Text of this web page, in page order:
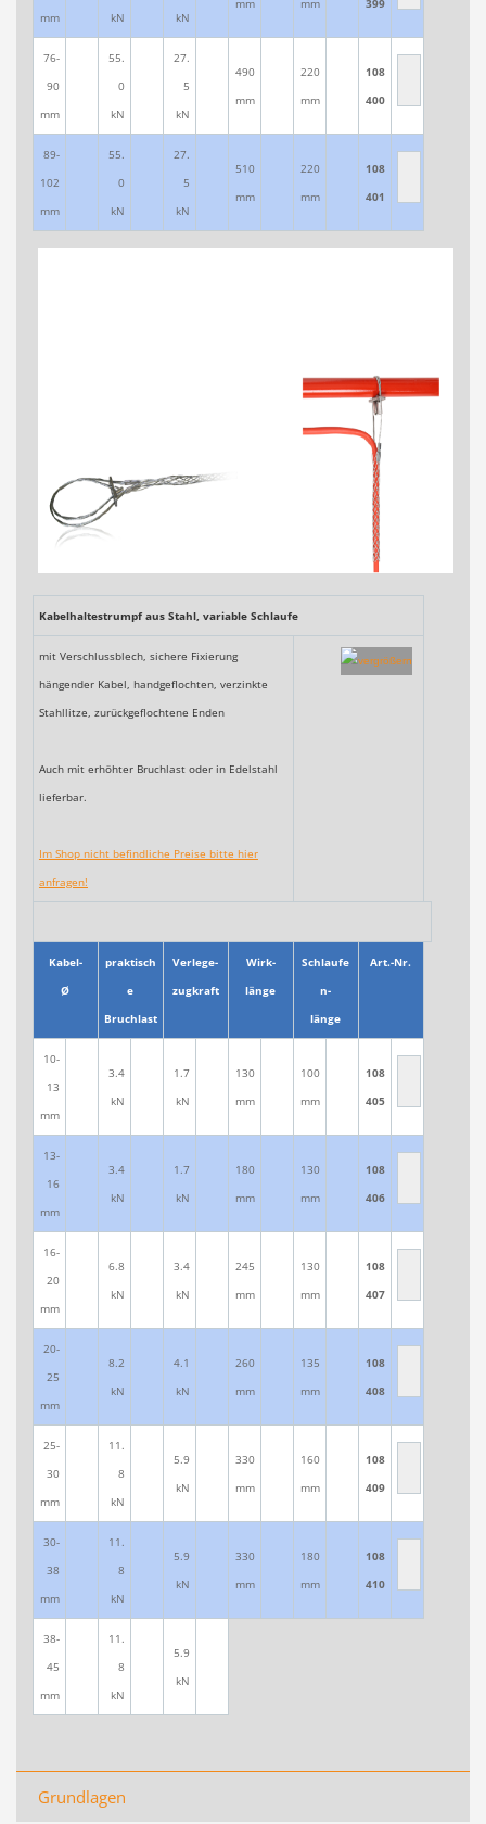
mm kN kN
76-
90
mm
55.
0
kN
27.
5
kN
490
mm
220
mm
108
400
89-
102
mm
55.
0
kN
27.
5
kN
510
mm
220
mm
108
401
Kabelhaltestrumpf aus Stahl, variable Schlaufe
mit Verschlussblech, sichere Fixierung
hängender Kabel, handgeflochten, verzinkte
Stahllitze, zurückgeflochtene Enden
Auch mit erhöhter Bruchlast oder in Edelstahl
lieferbar.
Im Shop nicht befindliche Preise bitte hier
anfragen!
Kabel-
Ø
praktisch
e
Bruchlast
Verlege-
zugkraft
Wirk-
länge
Schlaufe
n-
länge
Art.-Nr.
10-
13
mm
3.4
kN
1.7
kN
130
mm
100
mm
108
405
13-
16
mm
3.4
kN
1.7
kN
180
mm
130
mm
108
406
16-
20
mm
6.8
kN
3.4
kN
245
mm
130
mm
108
407
20-
25
mm
8.2
kN
4.1
kN
260
mm
135
mm
108
408
25-
30
mm
11.
8
kN
5.9
kN
330
mm
160
mm
108
409
30-
38
mm
11.
8
kN
5.9
kN
330
mm
180
mm
108
410
38-
45
mm
11.
8
kN
5.9
kN
Grundlagen